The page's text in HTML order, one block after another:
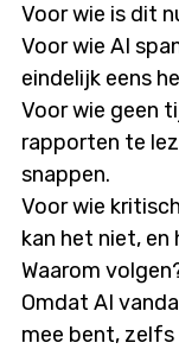
Voor wie is dit
Voor wie AI
eindelijk eens
Voor wie geen
rapporten te
snappen.
Voor wie
kan het niet, en
Waarom
Omdat AI
mee bent,